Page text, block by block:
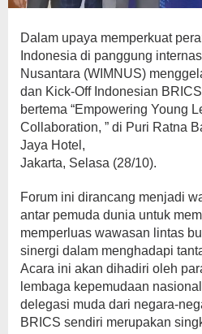
Dalam upaya memperkuat
Indonesia di panggung
Nusantara (WIMNUS)
dan Kick-Off Indonesian
bertema “Empowering Young
Collaboration, ” di Puri Ratna
Jaya Hotel,
Jakarta, Selasa (28/10).
Forum ini dirancang menjadi
antar pemuda dunia untuk
memperluas wawasan lintas
sinergi dalam menghadapi
Acara ini akan dihadiri oleh
lembaga kepemudaan
delegasi muda dari negara-
BRICS sendiri merupakan